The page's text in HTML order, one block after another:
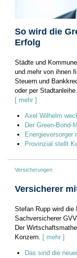
So wird die
Erfolg
Städte und
und mehr von ihnen
Steuern und
oder per
[ mehr ]
Axel Wilhelm
Der Green-Bond-
Energieversorger
Provinzial stellt
Versicherungen
Versicherer
Stefan Rupp wird die
Sachversicherer
Der
Konzern. [ mehr ]
Das sind die